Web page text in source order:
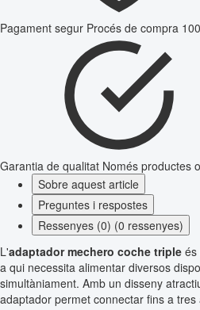
Pagament segur Procés de compra
Garantia de qualitat Només productes
Sobre aquest article
Preguntes i respostes
Ressenyes (0) (0 ressenyes)
L'adaptador mechero coche triple és
a qui necessita alimentar diversos
simultàniament. Amb un disseny
adaptador permet connectar fins a